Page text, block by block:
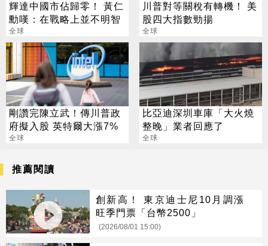
輝達中國市佔歸零！ 黃仁
勳嘆：在戰略上並不明智
全球
川普對等關稅有轉機！ 美
股四大指數勁揚
全球
剛讚完陳立武！傳川普政
府擬入股 英特爾大漲7%
全球
比亞迪深圳車庫「大火燒
整晚」業者回應了
全球
推薦閱讀
創新高！ 東京迪士尼10月調漲
旺季門票「台幣2500」
(2026/08/01 15:00)